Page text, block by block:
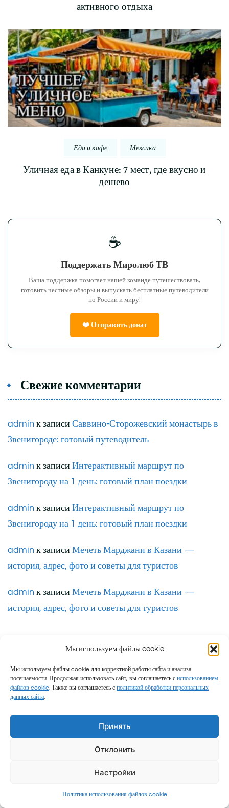
Мы используем файлы cookie
Мы используем файлы cookie для корректной работы сайта и анализа
посещаемости. Продолжая использовать сайт, вы соглашаетесь с использованием
файлов cookie. Также вы соглашаетесь с политикой обработки персональных
данных сайта.
Принять
Отклонить
Настройки
Политика использования файлов cookie
активного отдыха
Еда и кафе Мексика
Уличная еда в Канкуне: 7 мест, где вкусно и
дешево
☕
Поддержать Миролюб ТВ
Ваша поддержка помогает нашей команде путешествовать,
готовить честные обзоры и выпускать бесплатные путеводители
по России и миру!
❤️ Отправить донат
Свежие комментарии
admin к записи Саввино-Сторожевский монастырь в
Звенигороде: готовый путеводитель
admin к записи Интерактивный маршрут по
Звенигороду на 1 день: готовый план поездки
admin к записи Интерактивный маршрут по
Звенигороду на 1 день: готовый план поездки
admin к записи Мечеть Марджани в Казани —
история, адрес, фото и советы для туристов
admin к записи Мечеть Марджани в Казани —
история, адрес, фото и советы для туристов
Пользовательское соглашение|Политика
конфиденциальности
персональных данных
файлов cookie